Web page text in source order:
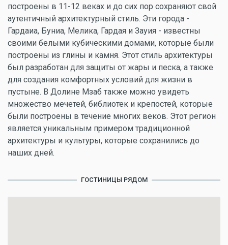
построены в 11-12 веках и до сих пор сохраняют свой
аутентичный архитектурный стиль. Эти города -
Гардаиа, Буниа, Мелика, Гардая и Зауия - известны
своими белыми кубическими домами, которые были
построены из глины и камня. Этот стиль архитектуры
был разработан для защиты от жары и песка, а также
для создания комфортных условий для жизни в
пустыне. В Долине Мзаб также можно увидеть
множество мечетей, библиотек и крепостей, которые
были построены в течение многих веков. Этот регион
является уникальным примером традиционной
архитектуры и культуры, которые сохранились до
наших дней.
ГОСТИНИЦЫ РЯДОМ